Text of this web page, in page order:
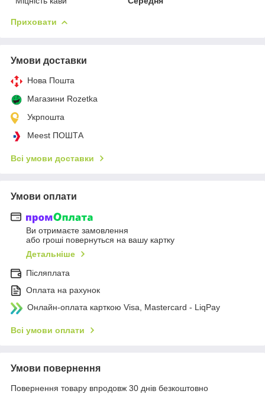
Приховати
Умови доставки
Нова Пошта
Магазини Rozetka
Укрпошта
Meest ПОШТА
Всі умови доставки
Умови оплати
Ви отримаєте замовлення
або гроші повернуться на вашу картку
Детальніше
Післяплата
Оплата на рахунок
Онлайн-оплата карткою Visa, Mastercard - LiqPay
Всі умови оплати
Умови повернення
Повернення товару впродовж 30 днів безкоштовно